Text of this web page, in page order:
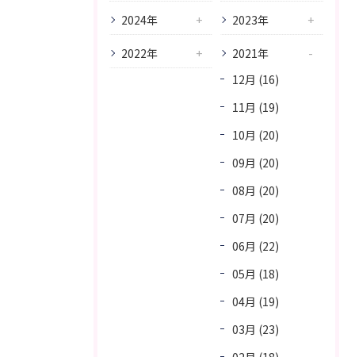
2024年 2023年
2022年
2021年
12月 (16)
11月 (19)
10月 (20)
09月 (20)
08月 (20)
07月 (20)
06月 (22)
05月 (18)
04月 (19)
03月 (23)